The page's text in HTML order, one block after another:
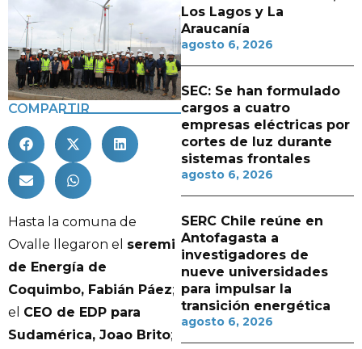
COMPARTIR
Hasta la comuna de
Ovalle llegaron el seremi
de Energía de
Coquimbo, Fabián Páez;
el CEO de EDP para
Sudamérica, Joao Brito;
Los Lagos y La
Araucanía
agosto 6, 2026
SEC: Se han formulado
cargos a cuatro
empresas eléctricas por
cortes de luz durante
sistemas frontales
agosto 6, 2026
SERC Chile reúne en
Antofagasta a
investigadores de
nueve universidades
para impulsar la
transición energética
agosto 6, 2026